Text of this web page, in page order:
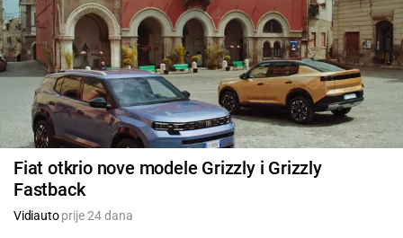
Fiat otkrio nove modele Grizzly i Grizzly
Fastback
Vidiautoprije 24 dana